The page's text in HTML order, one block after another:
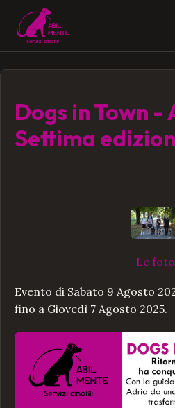
Dogs in Town -
Settima
Le foto
Evento di Sabato 9 Agosto
fino a Giovedì 7 Agosto 2025.